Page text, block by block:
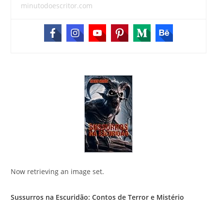
minutodoescritor.com
Now retrieving an image set.
Sussurros na Escuridão: Contos de Terror e Mistério